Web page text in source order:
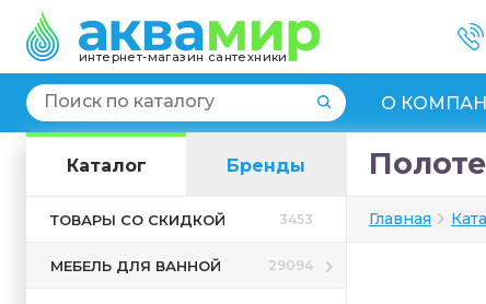
интернет-магазин сантехники
О
Каталог Бренды
ТОВАРЫ СО СКИДКОЙ 3453
МЕБЕЛЬ ДЛЯ ВАННОЙ 29094
Главная